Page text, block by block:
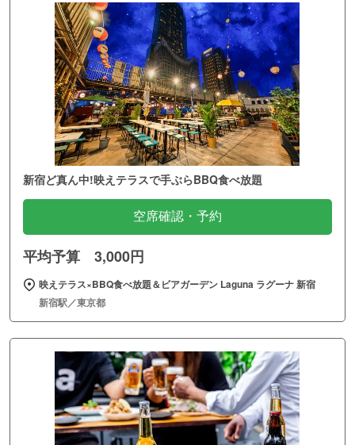
新宿ど真ん中!映えテラスで手ぶらBBQ食べ放題
空席確認・予約
平均予算 3,000円
映えテラス×BBQ食べ放題＆ビアガーデン Laguna ラグーナ 新宿
新宿駅／東京都